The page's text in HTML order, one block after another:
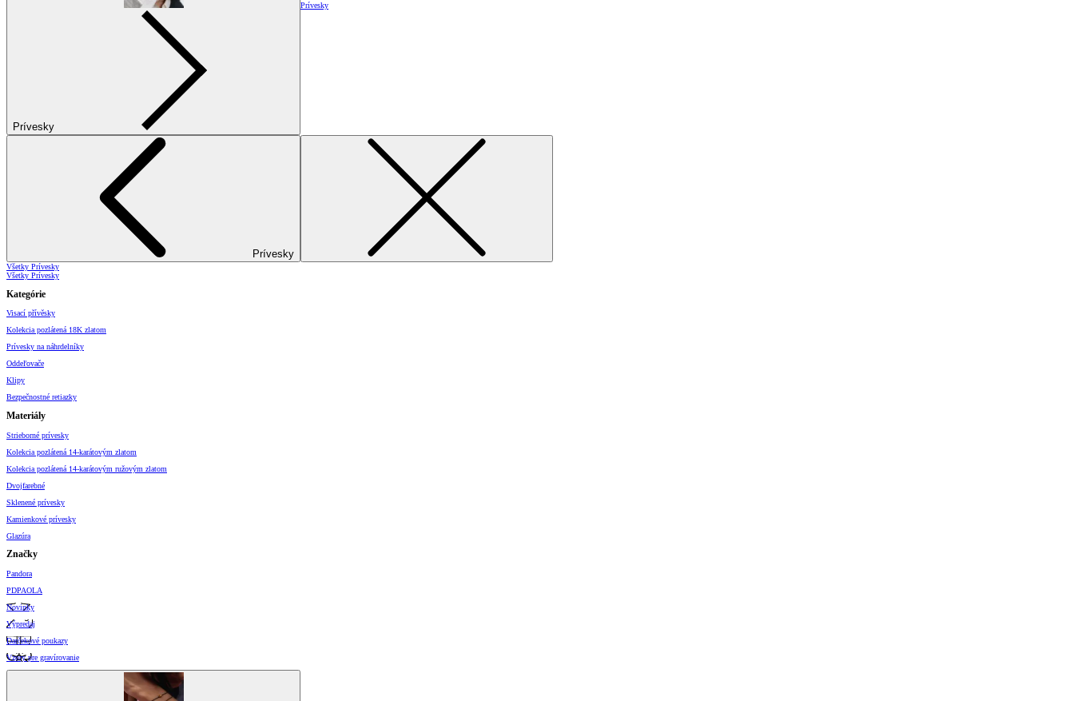
Prívesky
Prívesky
Prívesky
Všetky Prívesky
Všetky Prívesky
Kategórie
Visací přívěsky
Kolekcia pozlátená 18K zlatom
Prívesky na náhrdelníky
Oddeľovače
Klipy
Bezpečnostné retiazky
Materiály
Strieborné prívesky
Kolekcia pozlátená 14-karátovým zlatom
Kolekcia pozlátená 14-karátovým ružovým zlatom
Dvojfarebné
Sklenené prívesky
Kamienkové prívesky
Glazúra
Značky
Pandora
PDPAOLA
Novinky
Výpredaj
Darčekové poukazy
Vzory pre gravírovanie